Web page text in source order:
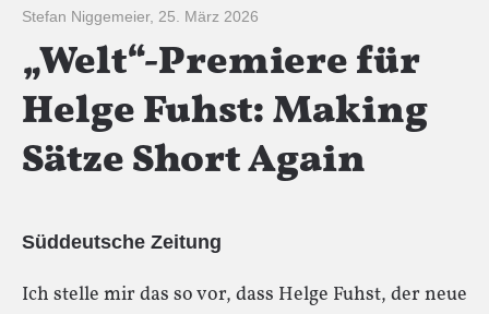
Stefan Niggemeier, 25. März 2026
„Welt“-Premiere für
Helge Fuhst: Making
Sätze Short Again
Süddeutsche Zeitung
Ich stelle mir das so vor, dass Helge Fuhst, der neue